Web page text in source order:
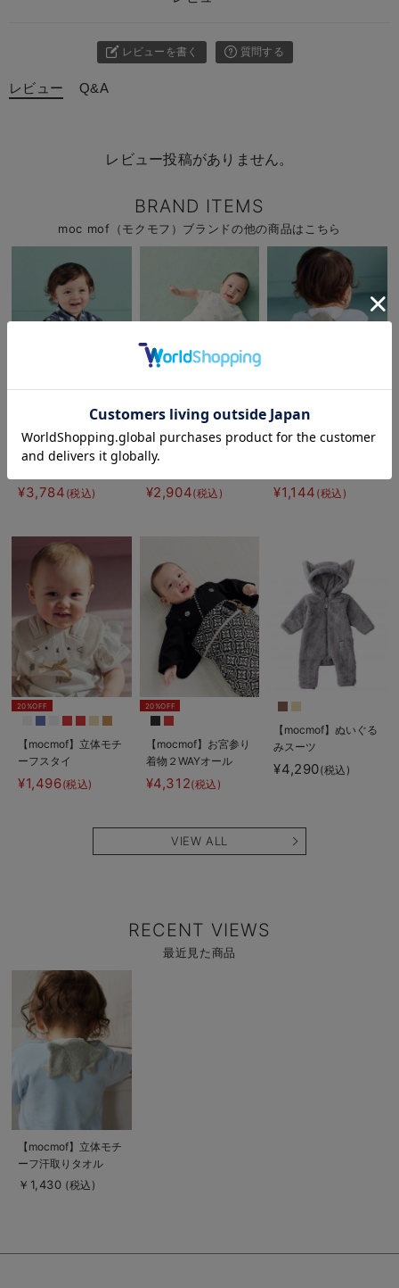
レビューを書く 質問する
レビュー Q&A
レビュー投稿がありません。
BRAND ITEMS
moc mof（モクモフ）ブランドの他の商品はこちら
【mocmof】帯付き 浴
¥3,784 (税込)
20%OFF
【mocmof】ドラゴン
¥2,904(税込)
20%OFF
¥1,144 (税込)
20%OFF
【mocmof】立体モチ
ーフスタイ
¥1,496(税込)
20%OFF
【mocmof】お宮参り
着物２WAYオール
¥4,312(税込)
【mocmof】ぬいぐる
みスーツ
¥4,290(税込)
VIEW ALL
RECENT VIEWS
最近見た商品
商
細
商
品
詳
細
を
【mocmof】立体モチ
ーフ汗取りタオル
￥1,430 (税込)
お気に入り商品を確認する